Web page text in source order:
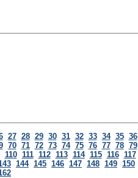
27 28 29 30 31 32 33 34 35 36
70 71 72 73 74 75 76 77 78 79
110 111 112 113 114 115 116 117
144 145 146 147 148 149 150